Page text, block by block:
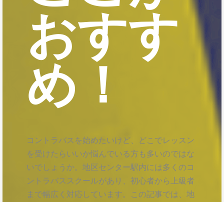
おすす
め！
コントラバスを始めたいけど、どこでレッスン
を受けたらいいか悩んでいる方も多いのではな
いでしょうか。地区センター駅内には多くのコ
ントラバススクールがあり、初心者から上級者
まで幅広く対応しています。この記事では、地